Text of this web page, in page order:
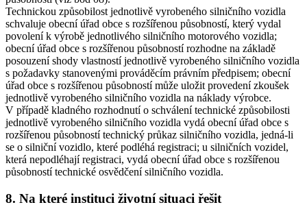
Technickou způsobilost jednotlivě vyrobeného silničního vozidla
schvaluje obecní úřad obce s rozšířenou působností, který vydal
povolení k výrobě jednotlivého silničního motorového vozidla;
obecní úřad obce s rozšířenou působností rozhodne na základě
posouzení shody vlastností jednotlivě vyrobeného silničního vozidla
s požadavky stanovenými prováděcím právním předpisem; obecní
úřad obce s rozšířenou působností může uložit provedení zkoušek
jednotlivě vyrobeného silničního vozidla na náklady výrobce.
V případě kladného rozhodnutí o schválení technické způsobilosti
jednotlivě vyrobeného silničního vozidla vydá obecní úřad obce s
rozšířenou působností technický průkaz silničního vozidla, jedná-li
se o silniční vozidlo, které podléhá registraci; u silničních vozidel,
která nepodléhají registraci, vydá obecní úřad obce s rozšířenou
působností technické osvědčení silničního vozidla.
8. Na které instituci životní situaci řešit